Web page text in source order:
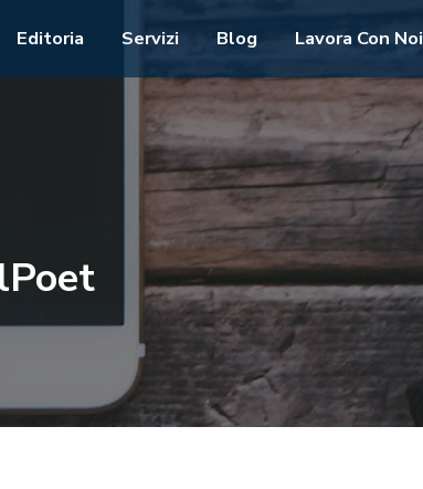
Editoria Servizi Blog Lavora Con Noi